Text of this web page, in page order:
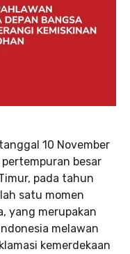
10 November
besar
pada tahun
satu momen
yang merupakan
melawan
kemerdekaan